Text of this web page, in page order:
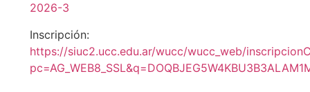
2026-3
Inscripción:
https://siuc2.ucc.edu.ar/wucc/wucc_web/